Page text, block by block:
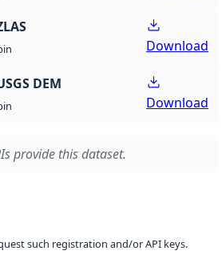
Download
DEM
Download
provide this dataset.
such registration and/or API keys.